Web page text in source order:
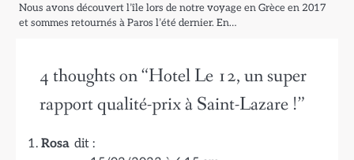
Nous avons découvert l’île lors de notre voyage en Grèce en 2017
et sommes retournés à Paros l’été dernier. En…
4 thoughts on “Hotel Le 12, un super
rapport qualité-prix à Saint-Lazare !”
Rosa dit :